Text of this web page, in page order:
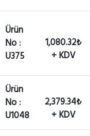
Ürün
No :
U375
1,080.32₺
+ KDV
Ürün
No :
U1048
2,379.34₺
+ KDV